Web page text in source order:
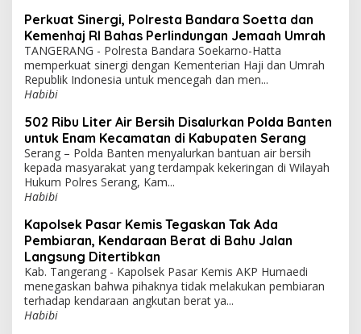
Perkuat Sinergi, Polresta Bandara Soetta dan
Kemenhaj RI Bahas Perlindungan Jemaah Umrah
TANGERANG - Polresta Bandara Soekarno-Hatta
memperkuat sinergi dengan Kementerian Haji dan Umrah
Republik Indonesia untuk mencegah dan men...
Habibi
502 Ribu Liter Air Bersih Disalurkan Polda Banten
untuk Enam Kecamatan di Kabupaten Serang
Serang – Polda Banten menyalurkan bantuan air bersih
kepada masyarakat yang terdampak kekeringan di Wilayah
Hukum Polres Serang, Kam...
Habibi
Kapolsek Pasar Kemis Tegaskan Tak Ada
Pembiaran, Kendaraan Berat di Bahu Jalan
Langsung Ditertibkan
Kab. Tangerang - Kapolsek Pasar Kemis AKP Humaedi
menegaskan bahwa pihaknya tidak melakukan pembiaran
terhadap kendaraan angkutan berat ya...
Habibi